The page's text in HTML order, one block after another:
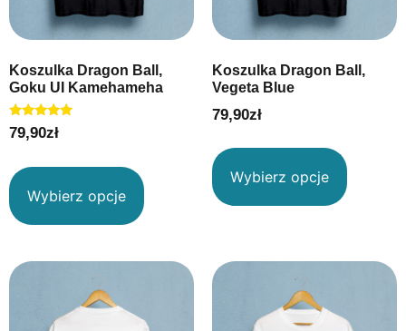
Koszulka Dragon Ball,
Goku UI Kamehameha
Oceniono
5.00
79,90zł
Wybierz opcje
Koszulka Dragon Ball,
Vegeta Blue
79,90zł
Wybierz opcje